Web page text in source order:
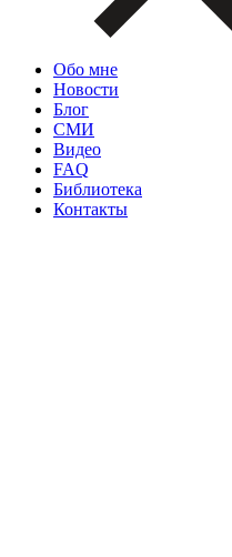
Обо мне
Новости
Блог
СМИ
Видео
FAQ
Библиотека
Контакты